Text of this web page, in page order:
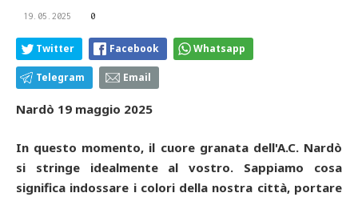
19.05.2025 0
Twitter Facebook Whatsapp
Telegram Email
Nardò 19 maggio 2025
In questo momento, il cuore granata dell'A.C. Nardò
si stringe idealmente al vostro. Sappiamo cosa
significa indossare i colori della nostra città, portare